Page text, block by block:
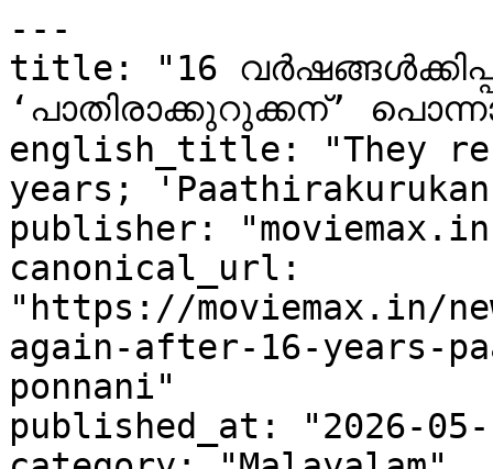
---
title: "16
‘പാതിരാക്കുറുക്കന്’
english_title: "They
years;
publisher:
canonical_url:
"https://moviemax.in/
again-after-16-years-
ponnani"
published_at: "2026-05-